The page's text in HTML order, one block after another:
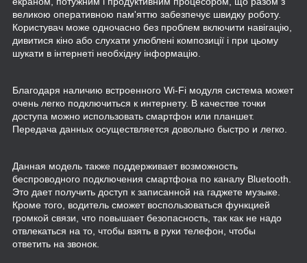
великою оперативною пам'яттю забезпечує швидку роботу.
Користувач може одночасно без проблем включити навігацію,
дивитися кіно або слухати улюблені композиції і при цьому
шукати в інтернеті необхідну інформацію.
Благодаря наличию встроенного Wi-Fi модуля система может
очень легко подключиться к интернету. В качестве точки
доступа можно использовать смартфон или планшет.
Передача данных осуществляется довольно быстро и легко.
Данная модель также поддерживает возможность
беспроводного подключения смартфона по каналу Bluetooth.
Это дает получить доступ к записанной на гаджете музыке.
Кроме того, водитель сможет воспользоваться функцией
громкой связи, что повышает безопасность, так как не надо
отвлекаться на то, чтобы взять в руки телефон, чтобы
ответить на звонок.